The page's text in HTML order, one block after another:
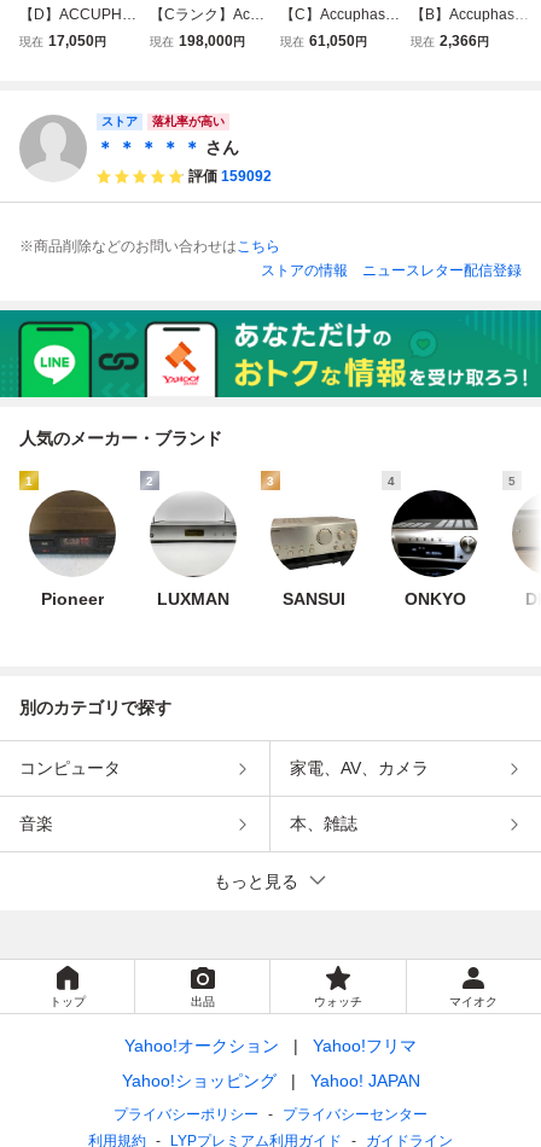
【D】ACCUPHA
SE E-305 プリメ
現在 17,050円
【Cランク】Accu
phase E-211 プリ
現在 198,000円
【C】Accuphase
E-408 プリメイン
現在 61,050円
【B】Accuphase
E-211 プリメイン
現在 2,366円
ストア 落札率が高い
＊ ＊ ＊ ＊ ＊ さん
評価 159092
※商品削除などのお問い合わせはこちら
ストアの情報
ニュースレター配信登録
人気のメーカー・ブランド
1
Pioneer
2
LUXMAN
3
SANSUI
4
ONKYO
5
別のカテゴリで探す
コンピュータ 家電、AV、カメラ
音楽 本、雑誌
もっと見る
トップ 出品 ウォッチ マイオク
Yahoo!オークション
Yahoo!フリマ
Yahoo!ショッピング
Yahoo! JAPAN
プライバシーポリシー
プライバシーセンター
利用規約
LYPプレミアム利用ガイド ガイドライン